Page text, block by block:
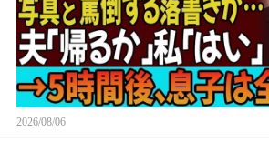
2026/08/06